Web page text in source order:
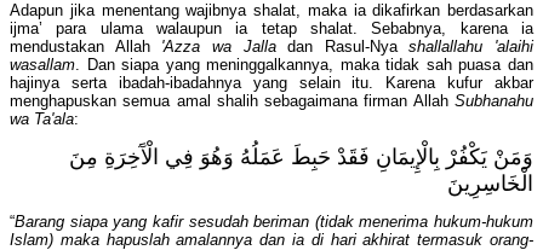
Adapun jika menentang wajibnya shalat, maka ia dikafirkan berdasarkan
ijma’ para ulama walaupun ia tetap shalat. Sebabnya, karena ia
mendustakan Allah 'Azza wa Jalladan Rasul-Nyashallallahu 'alaihi
wasallam. Dan siapa yang meninggalkannya, maka tidak sah puasa dan
hajinya serta ibadah-ibadahnya yang selain itu. Karena kufur akbar
menghapuskan semua amal shalih sebagaimana firman Allah Subhanahu
wa Ta'ala:
وَمَنْ يَكْفُرْ بِالْإِيمَانِ فَقَدْ حَبِطَ عَمَلُهُ وَهُوَ فِي الْآَخِرَةِ مِنَ
الْخَاسِرِينَ
“Barang siapa yang kafir sesudah beriman (tidak menerima hukum-hukum
Islam) maka hapuslah amalannya dan ia di hari akhirat termasuk orang-